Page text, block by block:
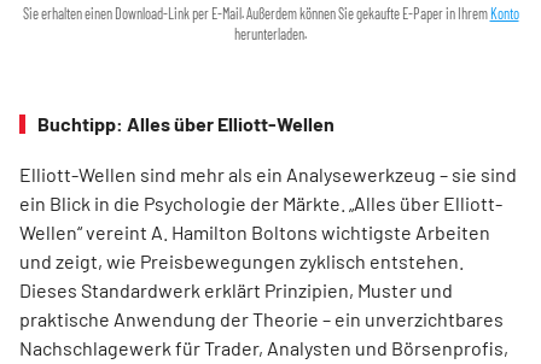
Sie erhalten einen Download-Link per E-Mail. Außerdem können Sie gekaufte E-Paper in Ihrem Konto
herunterladen.
Buchtipp: Alles über Elliott-Wellen
Elliott-Wellen sind mehr als ein Analysewerkzeug – sie sind
ein Blick in die Psychologie der Märkte. „Alles über Elliott-
Wellen“ vereint A. Hamilton Boltons wichtigste Arbeiten
und zeigt, wie Preisbewegungen zyklisch entstehen.
Dieses Standardwerk erklärt Prinzipien, Muster und
praktische Anwendung der Theorie – ein unverzichtbares
Nachschlagewerk für Trader, Analysten und Börsenprofis,